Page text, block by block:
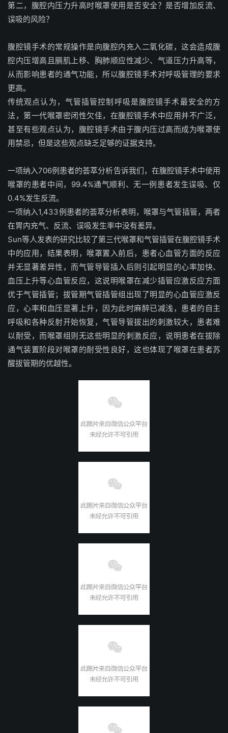
第二，腹腔内压力升高时喉罩使用是否安全？是否增加反流、
误吸的风险？
腹腔镜手术的常规操作是向腹腔内充入二氧化碳，这会造成腹
腔内压增高且膈肌上移、胸肺顺应性减少、气道压力升高等，
从而影响患者的通气功能，所以腹腔镜手术对呼吸管理的要求
更高。
传统观点认为，气管插管控制呼吸是腹腔镜手术最安全的方
法，第一代喉罩密闭性欠佳，在腹腔镜手术中应用并不广泛，
甚至有些观点认为，腹腔镜手术由于腹内压过高而成为喉罩使
用禁忌，但是这些观点缺乏足够的证据支持。
一项纳入706例患者的荟萃分析告诉我们，在腹腔镜手术中使用
喉罩的患者中间，99.4%通气顺利、无一例患者发生误吸、仅
0.4%发生反流。
一项纳入1,433例患者的荟萃分析表明，喉罩与气管插管，两者
在胃内充气、反流、误吸发生率中没有差异。
Sun等人发表的研究比较了第三代喉罩和气管插管在腹腔镜手术
中的应用，结果表明，喉罩置入前后，患者心血管方面的反应
并无显著差异性，而气管导管插入后则引起明显的心率加快、
血压上升等心血管反应，这说明喉罩在减少插管应激反应方面
优于气管插管；拔管期气管插管组出现了明显的心血管应激反
应，心率和血压显著上升，因为此时麻醉已减浅，患者的自主
呼吸和各种反射开始恢复，气管导管拔出的刺激较大，患者难
以耐受，而喉罩组则无这些明显的刺激反应，说明患者在拔除
通气装置阶段对喉罩的耐受性良好，这也体现了喉罩在患者苏
醒拔管期的优越性。